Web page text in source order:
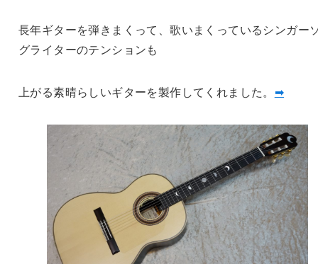
長年ギターを弾きまくって、歌いまくっているシンガー
グライターのテンションも
上がる素晴らしいギターを製作してくれました。 ➡